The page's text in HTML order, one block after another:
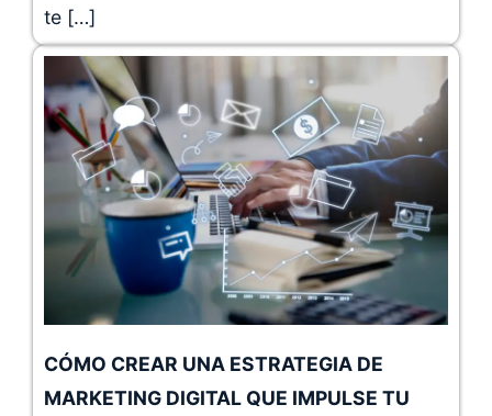
te […]
CÓMO CREAR UNA ESTRATEGIA DE
MARKETING DIGITAL QUE IMPULSE TU